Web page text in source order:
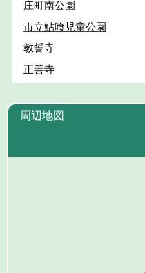
庄町南公園
市立鮎喰児童公園
教誓寺
正善寺
周辺地図